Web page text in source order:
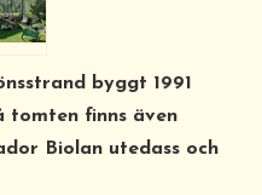
byggt 1991
finns även
Biolan utedass och